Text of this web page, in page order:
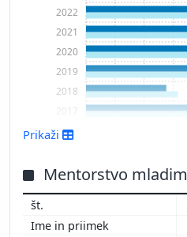
2011
2013
2014
2016
2017
2018
2019
2020
2021
2022
Prikaži
Mentorstvo